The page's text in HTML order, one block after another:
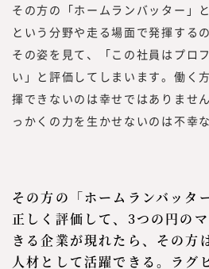
その方の「ホームランバッター」
という分野や走る場面で発揮する
その姿を見て、「この社員はプロ
い」と評価してしまいます。働く
揮できないのは幸せではありませ
っかくの力を生かせないのは不幸
その方の「ホームランバッタ
正しく評価して、3つの円の
きる企業が現れたら、その方
人材として活躍できる。ラグ